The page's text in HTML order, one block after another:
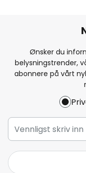
Ønsker du
belysningstrender,
abonnere på vårt